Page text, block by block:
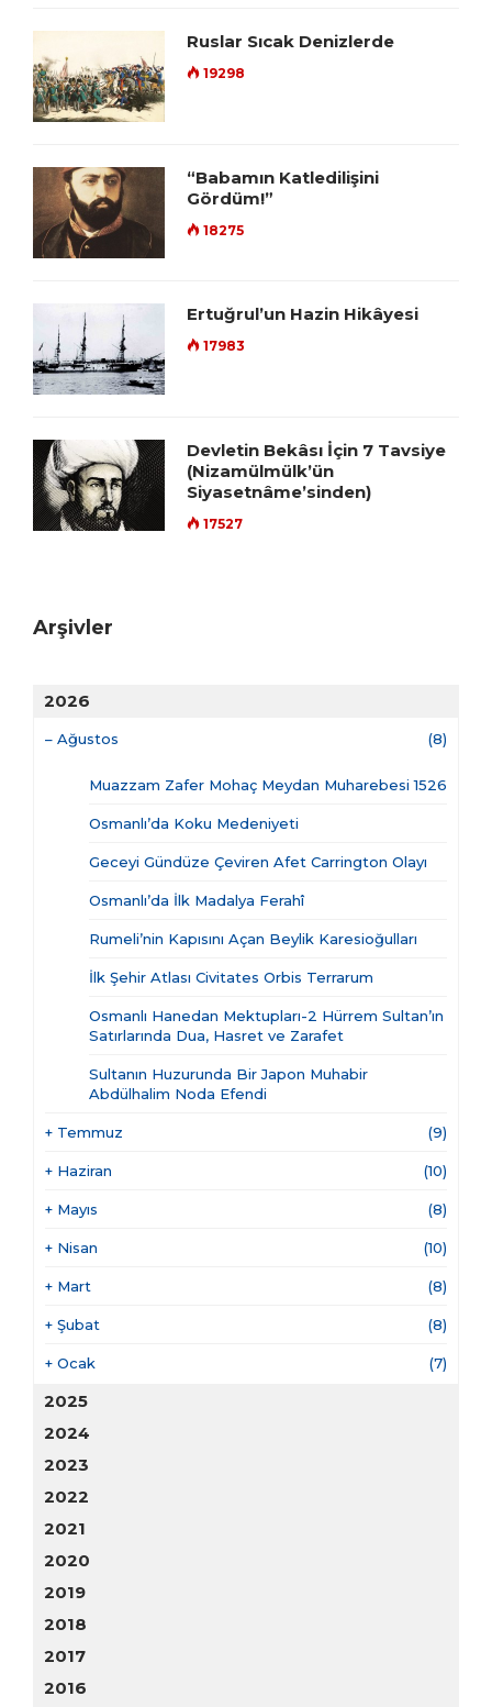
Ruslar Sıcak Denizlerde
19298
“Babamın Katledilişini
Gördüm!”
18275
Ertuğrul’un Hazin Hikâyesi
17983
Devletin Bekâsı İçin 7 Tavsiye
(Nizamülmülk’ün
Siyasetnâme’sinden)
17527
Arşivler
2026
– Ağustos (8)
Muazzam Zafer Mohaç Meydan Muharebesi 1526
Osmanlı’da Koku Medeniyeti
Geceyi Gündüze Çeviren Afet Carrington Olayı
Osmanlı’da İlk Madalya Ferahî
Rumeli’nin Kapısını Açan Beylik Karesioğulları
İlk Şehir Atlası Civitates Orbis Terrarum
Osmanlı Hanedan Mektupları-2 Hürrem Sultan’ın
Satırlarında Dua, Hasret ve Zarafet
Sultanın Huzurunda Bir Japon Muhabir
Abdülhalim Noda Efendi
+ Temmuz (9)
+ Haziran (10)
+ Mayıs (8)
+ Nisan (10)
+ Mart (8)
+ Şubat (8)
+ Ocak (7)
2025
2024
2023
2022
2021
2020
2019
2018
2017
2016